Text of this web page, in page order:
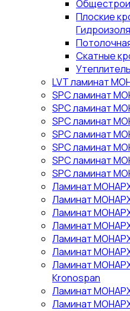
Плоские
Скатные
Утеплитель
LVT ламинат
SPC ламинат
SPC ламинат
SPC ламинат
SPC ламинат
SPC ламинат
SPC ламинат
SPC ламинат
Ламинат
Ламинат
Ламинат
Ламинат
Ламинат
Ламинат
Ламинат
Kronospan
Ламинат
Ламинат